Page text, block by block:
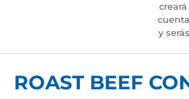
y
ROAST BEEF